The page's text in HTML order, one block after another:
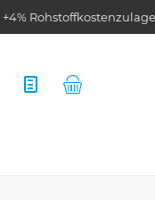
Rohstoffkostenzulage